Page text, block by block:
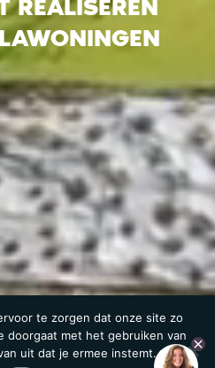
REALISEREN
te zorgen dat onze site zo
doorgaat met het gebruiken van
uit dat je ermee instemt.